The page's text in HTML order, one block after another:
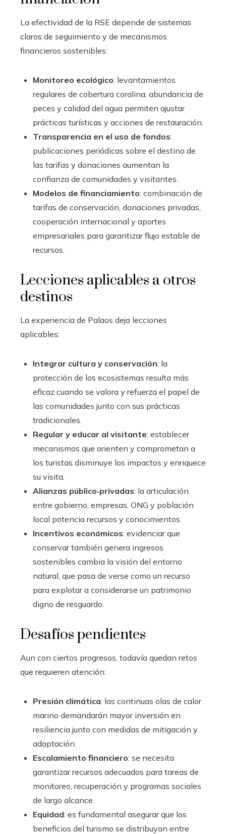
La efectividad de la RSE depende de sistemas
claros de seguimiento y de mecanismos
financieros sostenibles:
Monitoreo ecológico: levantamientos
regulares de cobertura coralina, abundancia de
peces y calidad del agua permiten ajustar
prácticas turísticas y acciones de restauración.
Transparencia en el uso de fondos:
publicaciones periódicas sobre el destino de
las tarifas y donaciones aumentan la
confianza de comunidades y visitantes.
Modelos de financiamiento: combinación de
tarifas de conservación, donaciones privadas,
cooperación internacional y aportes
empresariales para garantizar flujo estable de
recursos.
Lecciones aplicables a otros
destinos
La experiencia de Palaos deja lecciones
aplicables:
Integrar cultura y conservación: la
protección de los ecosistemas resulta más
eficaz cuando se valora y refuerza el papel de
las comunidades junto con sus prácticas
tradicionales.
Regular y educar al visitante: establecer
mecanismos que orienten y comprometan a
los turistas disminuye los impactos y enriquece
su visita.
Alianzas público‑privadas: la articulación
entre gobierno, empresas, ONG y población
local potencia recursos y conocimientos.
Incentivos económicos: evidenciar que
conservar también genera ingresos
sostenibles cambia la visión del entorno
natural, que pasa de verse como un recurso
para explotar a considerarse un patrimonio
digno de resguardo.
Desafíos pendientes
Aun con ciertos progresos, todavía quedan retos
que requieren atención:
Presión climática: las continuas olas de calor
marino demandarán mayor inversión en
resiliencia junto con medidas de mitigación y
adaptación.
Escalamiento financiero: se necesita
garantizar recursos adecuados para tareas de
monitoreo, recuperación y programas sociales
de largo alcance.
Equidad: es fundamental asegurar que los
beneficios del turismo se distribuyan entre